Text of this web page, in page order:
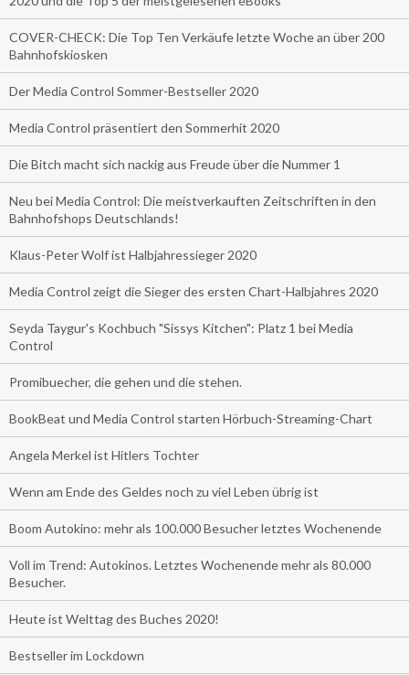
COVER-CHECK: Die Top Ten Verkäufe letzte Woche an über 200
Bahnhofskiosken
Der Media Control Sommer-Bestseller 2020
Media Control präsentiert den Sommerhit 2020
Die Bitch macht sich nackig aus Freude über die Nummer 1
Neu bei Media Control: Die meistverkauften Zeitschriften in den
Bahnhofshops Deutschlands!
Klaus-Peter Wolf ist Halbjahressieger 2020
Media Control zeigt die Sieger des ersten Chart-Halbjahres 2020
Seyda Taygur's Kochbuch "Sissys Kitchen": Platz 1 bei Media
Control
Promibuecher, die gehen und die stehen.
BookBeat und Media Control starten Hörbuch-Streaming-Chart
Angela Merkel ist Hitlers Tochter
Wenn am Ende des Geldes noch zu viel Leben übrig ist
Boom Autokino: mehr als 100.000 Besucher letztes Wochenende
Voll im Trend: Autokinos. Letztes Wochenende mehr als 80.000
Besucher.
Heute ist Welttag des Buches 2020!
Bestseller im Lockdown